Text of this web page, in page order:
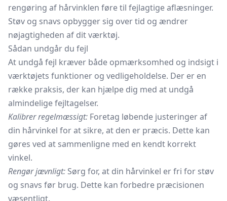
rengøring af hårvinklen føre til fejlagtige aflæsninger.
Støv og snavs opbygger sig over tid og ændrer
nøjagtigheden af dit værktøj.
Sådan undgår du fejl
At undgå fejl kræver både opmærksomhed og indsigt i
værktøjets funktioner og vedligeholdelse. Der er en
række praksis, der kan hjælpe dig med at undgå
almindelige fejltagelser.
Kalibrer regelmæssigt: Foretag løbende justeringer af
din hårvinkel for at sikre, at den er præcis. Dette kan
gøres ved at sammenligne med en kendt korrekt
vinkel.
Rengør jævnligt: Sørg for, at din hårvinkel er fri for støv
og snavs før brug. Dette kan forbedre præcisionen
væsentligt.